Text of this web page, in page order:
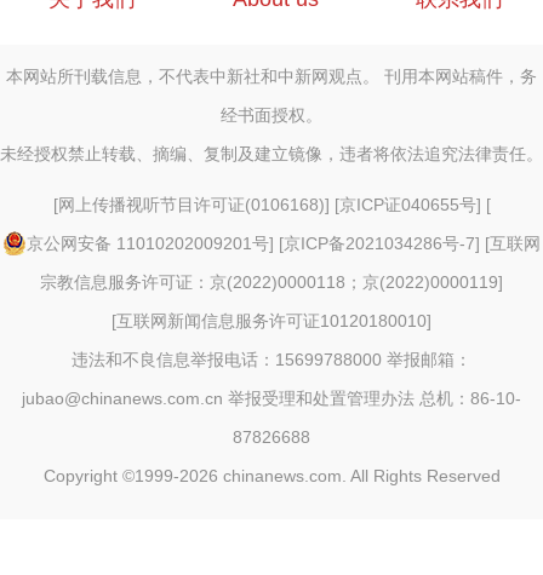
本网站所刊载信息，不代表中新社和中新网观点。 刊用本网站稿件，务
经书面授权。
未经授权禁止转载、摘编、复制及建立镜像，违者将依法追究法律责任。
[网上传播视听节目许可证(0106168)] [京ICP证040655号] [
京公网安备 11010202009201号] [京ICP备2021034286号-7] [互联网
宗教信息服务许可证：京(2022)0000118；京(2022)0000119]
[互联网新闻信息服务许可证10120180010]
违法和不良信息举报电话：15699788000 举报邮箱：
jubao@chinanews.com.cn 举报受理和处置管理办法 总机：86-10-
87826688
Copyright ©1999-2026 chinanews.com. All Rights Reserved